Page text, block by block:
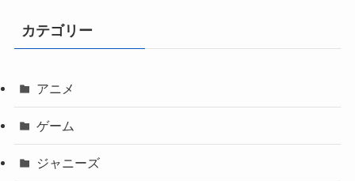
カテゴリー
アニメ
ゲーム
ジャニーズ